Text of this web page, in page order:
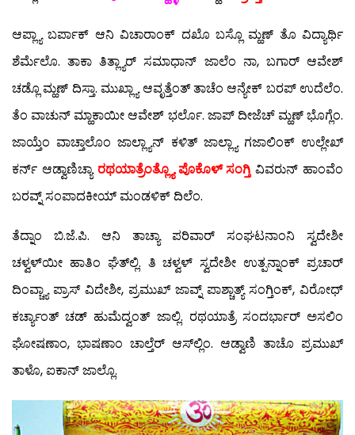
ಆಪ್ಲ್ಯಾ ಬರ್ಪಾಕ್ ಆನಿ ವಿಚಾರಾಂಕ್ ದಖೊ ಬಸ್ಲೊ ಮ್ಹಣ್ ತೊ ವಿದ್ಯಾರ್ಥಿ
ಶೆರ್ಮೆಲೊ. ತಾಕಾ ತಿತ್ಲ್ಯಾರ್ ಸಮಾಧಾನ್ ಜಾಲೆಂ ನಾ, ಬಗಾರ್ ಆವೇಶ್
ಚಡ್ಲೊ ಮ್ಹಣ್ ದಿಸ್ತಾ. ಮುಖ್ಲ್ಯಾ ಆವೃತ್ತೆಂತ್ ತಾಚೆಂ ಆನ್ಯೇಕ್ ಬರಪ್ ಉದೆಲೆಂ.
ತೆಂ ವಾಚುನ್ ಮ್ಹಾಕಾಯೀ ಆವೇಶ್ ಭರ್ಲೊ. ಜಾಪ್ ದೀಜೆಚ್ ಮ್ಹಣ್ ಭೊಗ್ಲೆಂ.
ಜಾಯ್ತೆಂ ವಾಚ್ತಾಲೊಂ ಜಾಲ್ಲ್ಯಾನ್ ಕಳಿತ್ ಜಾಲ್ಲ್ಯಾ ಗಜಾಲಿಂಕ್ ಉಲ್ಲೇಖ್
ಕರ್ನ್ ಆಡ್ವಾಣಿಚ್ಯಾರಥಯಾತ್ರೆಂತ್ಲ್ಯೊ ಪೊಕೊಳ್ ಸಂಗ್ತಿವಿವರುನ್ ಹಾಂವೆಂ
ಬರವ್ನ್ ಸಂಪಾದಕೀಯ್ ಮಂಡಳಿಕ್ ದಿಲೆಂ.
ತೆದ್ನಾಂ ಬಿ.ಜೆ.ಪಿ. ಆನಿ ತಾಚ್ಯಾ ಪರಿವಾರ್ ಸಂಘಟನಾಂನಿ ಸ್ವದೇಶೀ
ಚಳ್ವಳ್‍ಯೀ ಹಾತಿಂ ಘೆತ್‍ಲ್ಲಿ. ತಿ ಚಳ್ವಳ್ ಸ್ವದೇಶೀ ಉತ್ಪನ್ನಾಂಕ್ ಪ್ರಚಾರ್
ದಿಂವ್ಚ್ಯಾ ಪ್ರಾಸ್ ವಿದೇಶೀ, ಪ್ರಮುಖ್ ಜಾವ್ನ್ ಪಾಶ್ಚಾತ್ಯ್ ಸಂಗ್ತಿಂಕ್, ವಿರೋಧ್
ಕರ್ಚ್ಯಾಂತ್ ಚಡ್ ಹುಮೆದ್ವಂತ್ ಜಾಲ್ಲಿ. ರಥಯಾತ್ರೆ ಸಂದರ್ಭಾರ್ ಅಸಲಿಂ
ಘೋಷಣಾಂ, ಭಾಷಣಾಂ ಚಾಲ್ತೆರ್ ಆಸ್‍ಲ್ಲಿಂ. ಆಡ್ವಾಣಿ ತಾಚೊ ಪ್ರಮುಖ್
ತಾಳೊ, ಐಕಾನ್ ಜಾಲ್ಲೊ.